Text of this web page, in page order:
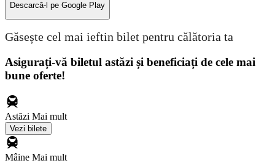
Descarcă-l pe Google Play
Găsește cel mai ieftin bilet pentru călătoria ta
Asigurați-vă biletul astăzi și beneficiați de cele mai
bune oferte!
Astăzi Mai mult
Vezi bilete
Mâine Mai mult